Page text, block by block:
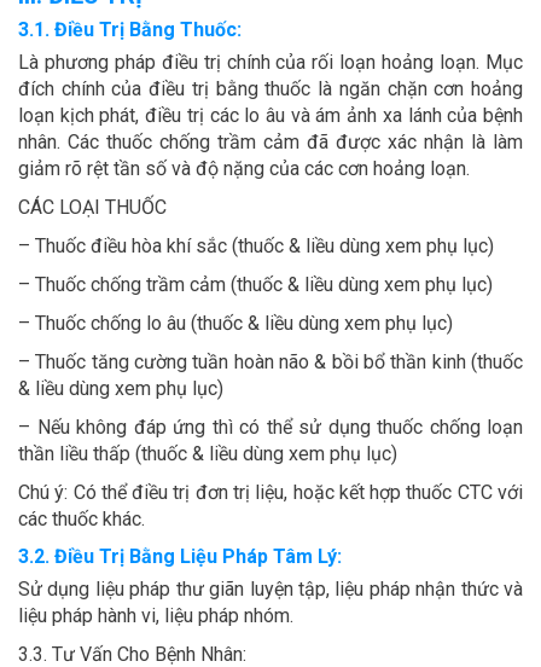
3.1. Điều Trị Bằng Thuốc:
Là phương pháp điều trị chính của rối loạn hoảng loạn. Mục
đích chính của điều trị bằng thuốc là ngăn chặn cơn hoảng
loạn kịch phát, điều trị các lo âu và ám ảnh xa lánh của bệnh
nhân. Các thuốc chống trầm cảm đã được xác nhận là làm
giảm rõ rệt tần số và độ nặng của các cơn hoảng loạn.
CÁC LOẠI THUỐC
– Thuốc điều hòa khí sắc (thuốc & liều dùng xem phụ lục)
– Thuốc chống trầm cảm (thuốc & liều dùng xem phụ lục)
– Thuốc chống lo âu (thuốc & liều dùng xem phụ lục)
– Thuốc tăng cường tuần hoàn não & bồi bổ thần kinh (thuốc
& liều dùng xem phụ lục)
– Nếu không đáp ứng thì có thể sử dụng thuốc chống loạn
thần liều thấp (thuốc & liều dùng xem phụ lục)
Chú ý: Có thể điều trị đơn trị liệu, hoặc kết hợp thuốc CTC với
các thuốc khác.
3.2. Điều Trị Bằng Liệu Pháp Tâm Lý:
Sử dụng liệu pháp thư giãn luyện tập, liệu pháp nhận thức và
liệu pháp hành vi, liệu pháp nhóm.
3.3. Tư Vấn Cho Bệnh Nhân: